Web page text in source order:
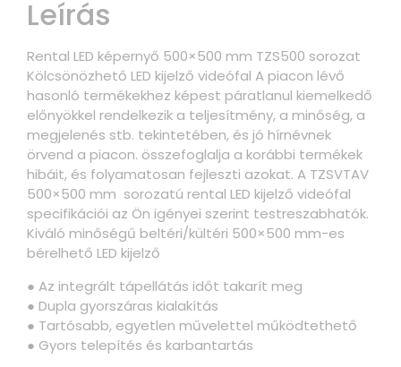
Leírás
Rental LED képernyő 500×500 mm TZS500 sorozat
Kölcsönözhető LED kijelző videófal A piacon lévő
hasonló termékekhez képest páratlanul kiemelkedő
előnyökkel rendelkezik a teljesítmény, a minőség, a
megjelenés stb. tekintetében, és jó hírnévnek
örvend a piacon. összefoglalja a korábbi termékek
hibáit, és folyamatosan fejleszti azokat. A TZSVTAV
500×500 mm sorozatú rental LED kijelző videófal
specifikációi az Ön igényei szerint testreszabhatók.
Kiváló minőségű beltéri/kültéri 500×500 mm-es
bérelhető LED kijelző
● Az integrált tápellátás időt takarít meg
● Dupla gyorszáras kialakítás
● Tartósabb, egyetlen művelettel működtethető
● Gyors telepítés és karbantartás